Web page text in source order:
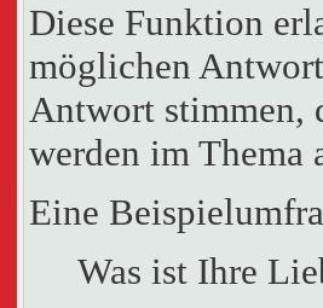
Diese Funktion
möglichen
Antwort stimmen,
werden im Thema
Eine
Was ist Ihre